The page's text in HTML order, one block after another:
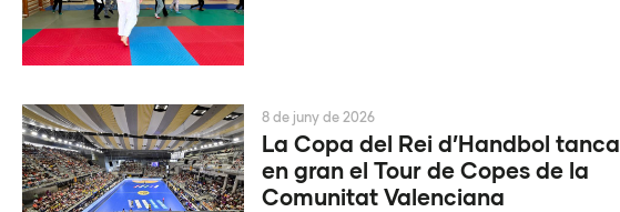
La Copa del Rei d’Handbol tanca
en gran el Tour de Copes de la
Comunitat Valenciana
8 de juny de 2026